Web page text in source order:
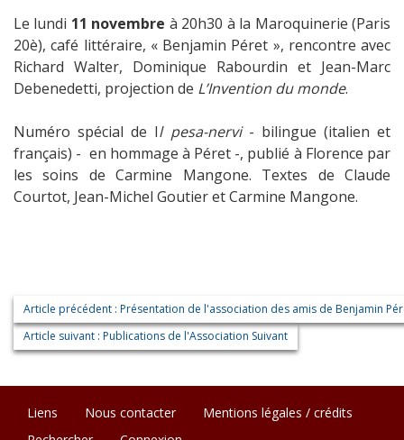
Le lundi 11 novembre à 20h30 à la Maroquinerie (Paris
20è), café littéraire, « Benjamin Péret », rencontre avec
Richard Walter, Dominique Rabourdin et Jean-Marc
Debenedetti, projection de L’Invention du monde.
Numéro spécial de Il pesa-nervi - bilingue (italien et
français) - en hommage à Péret -, publié à Florence par
les soins de Carmine Mangone. Textes de Claude
Courtot, Jean-Michel Goutier et Carmine Mangone.
Article précédent : Présentation de l'association des amis de Benjamin
Article suivant : Publications de l'Association Suivant
Liens Nous contacter
Mentions légales / crédits